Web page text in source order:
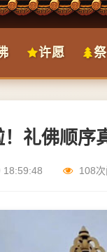
许愿
礼佛顺序
18:59:48 108